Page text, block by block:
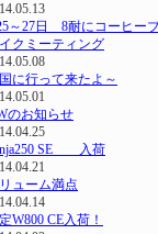
～27日 8耐にコーヒー
クミーティング
に行って来たよ～
のお知らせ
SE 入荷
ューム満点
W800 CE入荷！